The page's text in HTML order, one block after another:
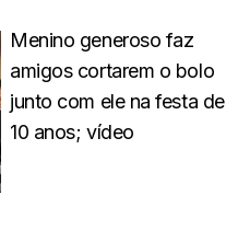
Menino generoso faz
amigos cortarem o bolo
junto com ele na festa de
10 anos; vídeo